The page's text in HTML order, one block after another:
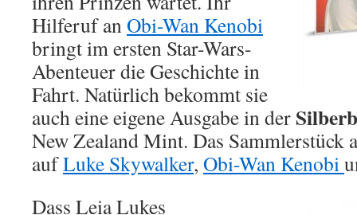
Hilferuf anObi-Wan Kenobi
bringt im ersten Star-Wars-
Abenteuer die Geschichte in
Fahrt. Natürlich bekommt sie
auch eine eigene Ausgabe in der
New Zealand Mint. Das Sammlerstück
aufLuke Skywalker, Obi-Wan Kenobi
Dass Leia Lukes